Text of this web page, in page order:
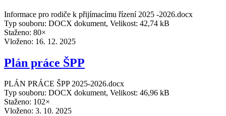
Informace pro rodiče k přijímacímu řízení 2025 -2026.docx
Typ souboru: DOCX dokument, Velikost: 42,74 kB
Staženo: 80×
Vloženo: 16. 12. 2025
Plán práce ŠPP
PLÁN PRÁCE ŠPP 2025-2026.docx
Typ souboru: DOCX dokument, Velikost: 46,96 kB
Staženo: 102×
Vloženo: 3. 10. 2025